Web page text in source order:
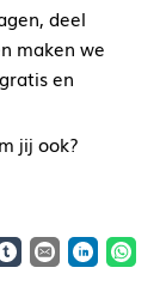
deel
maken we
en
jij ook?